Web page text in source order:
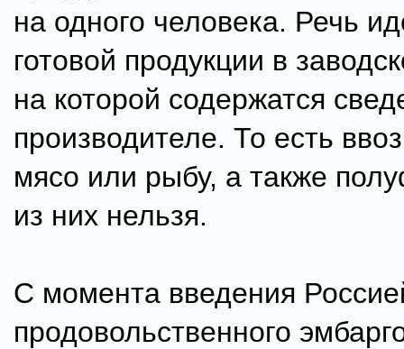
на одного человека. Речь
готовой продукции в
на которой содержатся
производителе. То есть
мясо или рыбу, а также
из них нельзя.
С момента введения
продовольственного